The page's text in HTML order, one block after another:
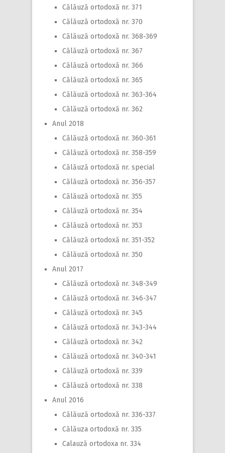
Călăuză ortodoxă nr. 371
Călăuză ortodoxă nr. 370
Călăuză ortodoxă nr. 368-369
Călăuză ortodoxă nr. 367
Călăuză ortodoxă nr. 366
Călăuză ortodoxă nr. 365
Călăuză ortodoxă nr. 363-364
Călăuză ortodoxă nr. 362
Anul 2018
Călăuză ortodoxă nr. 360-361
Călăuză ortodoxă nr. 358-359
Călăuză ortodoxă nr. special
Călăuză ortodoxă nr. 356-357
Călăuză ortodoxă nr. 355
Călăuză ortodoxă nr. 354
Călăuză ortodoxă nr. 353
Călăuză ortodoxă nr. 351-352
Călăuză ortodoxă nr. 350
Anul 2017
Călăuză ortodoxă nr. 348-349
Călăuză ortodoxă nr. 346-347
Călăuză ortodoxă nr. 345
Călăuză ortodoxă nr. 343-344
Călăuză ortodoxă nr. 342
Călăuză ortodoxă nr. 340-341
Călăuză ortodoxă nr. 339
Călăuză ortodoxă nr. 338
Anul 2016
Călăuză ortodoxă nr. 336-337
Călăuza ortodoxă nr. 335
Calauză ortodoxa nr. 334